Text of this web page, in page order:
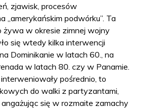
zjawisk, procesów
„amerykańskim podwórku”. Ta
żywa w okresie zimnej wojny
się wtedy kilka interwencji
Dominikanie w latach 60., na
w latach 80. czy w Panamie.
pośrednio, to
do walki z partyzantami,
się w rozmaite zamachy